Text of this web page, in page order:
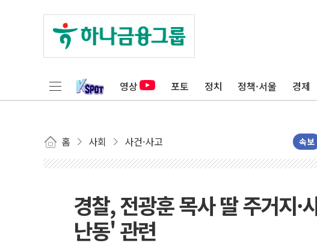
영상 포토 정치 정책·서울 경제
홈 사회 사건·사고 속보
경찰, 전광훈 목사 딸 주거지
난동' 관련